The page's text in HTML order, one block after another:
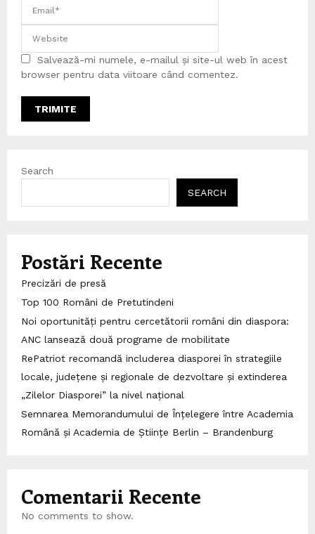
Salvează-mi numele, e-mailul și site-ul web în acest
browser pentru data viitoare când comentez.
Search
SEARCH
Postări Recente
Precizări de presă
Top 100 Români de Pretutindeni
Noi oportunități pentru cercetătorii români din diaspora:
ANC lansează două programe de mobilitate
RePatriot recomandă includerea diasporei în strategiile
locale, județene și regionale de dezvoltare și extinderea
„Zilelor Diasporei” la nivel național
Semnarea Memorandumului de Înțelegere între Academia
Română și Academia de Științe Berlin – Brandenburg
Comentarii Recente
No comments to show.